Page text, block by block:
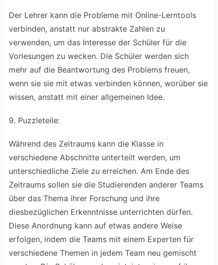
Der Lehrer kann die Probleme mit Online-Lerntools
verbinden, anstatt nur abstrakte Zahlen zu
verwenden, um das Interesse der Schüler für die
Vorlesungen zu wecken. Die Schüler werden sich
mehr auf die Beantwortung des Problems freuen,
wenn sie sie mit etwas verbinden können, worüber sie
wissen, anstatt mit einer allgemeinen Idee.
9. Puzzleteile:
Während des Zeitraums kann die Klasse in
verschiedene Abschnitte unterteilt werden, um
unterschiedliche Ziele zu erreichen. Am Ende des
Zeitraums sollen sie die Studierenden anderer Teams
über das Thema ihrer Forschung und ihre
diesbezüglichen Erkenntnisse unterrichten dürfen.
Diese Anordnung kann auf etwas andere Weise
erfolgen, indem die Teams mit einem Experten für
verschiedene Themen in jedem Team neu gemischt